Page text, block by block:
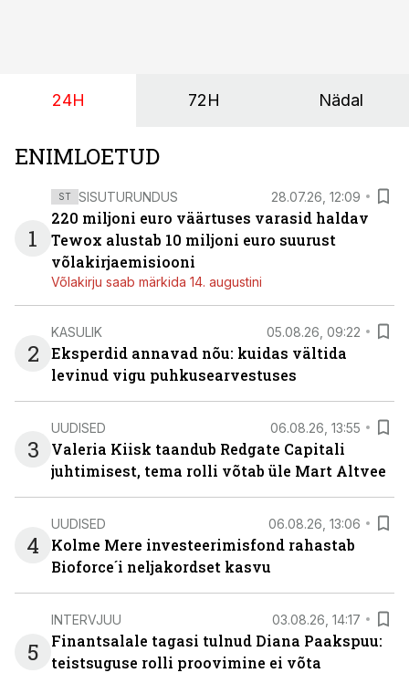
24H 72H Nädal
ENIMLOETUD
1
ST SISUTURUNDUS 28.07.26, 12:09
220 miljoni euro väärtuses varasid haldav
Tewox alustab 10 miljoni euro suurust
võlakirjaemisiooni
Võlakirju saab märkida 14. augustini
2
KASULIK 05.08.26, 09:22
Eksperdid annavad nõu: kuidas vältida
levinud vigu puhkusearvestuses
3
UUDISED 06.08.26, 13:55
Valeria Kiisk taandub Redgate Capitali
juhtimisest, tema rolli võtab üle Mart Altvee
4
UUDISED 06.08.26, 13:06
Kolme Mere investeerimisfond rahastab
Bioforce´i neljakordset kasvu
5
INTERVJUU 03.08.26, 14:17
Finantsalale tagasi tulnud Diana Paakspuu:
teistsuguse rolli proovimine ei võta